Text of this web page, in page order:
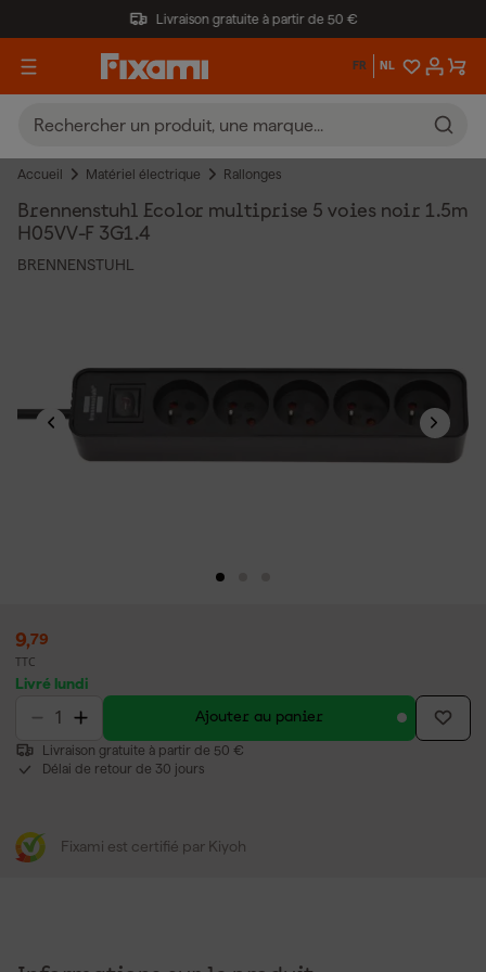
Livraison gratuite à partir de 50 €
FR NL
Accueil Matériel électrique Rallonges
Brennenstuhl Ecolor multiprise 5 voies noir 1.5m
H05VV-F 3G1.4
BRENNENSTUHL
9,79
TTC
Livré lundi
Ajouter au panier
Livraison gratuite à partir de 50 €
Délai de retour de 30 jours
Fixami est certifié par Kiyoh